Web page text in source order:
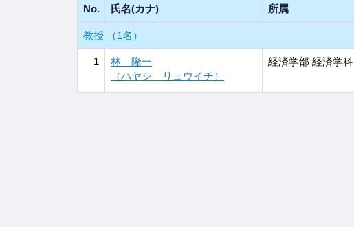
No. 氏名(カナ) 所属
教授 （1名）
1
林 隆一
（ハヤシ リュウイチ）
経済学部 経済学科